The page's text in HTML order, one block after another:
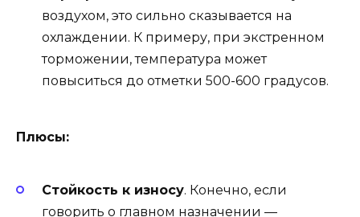
воздухом, это сильно сказывается на
охлаждении. К примеру, при экстренном
торможении, температура может
повыситься до отметки 500-600 градусов.
Плюсы:
Стойкость к износу. Конечно, если
говорить о главном назначении —